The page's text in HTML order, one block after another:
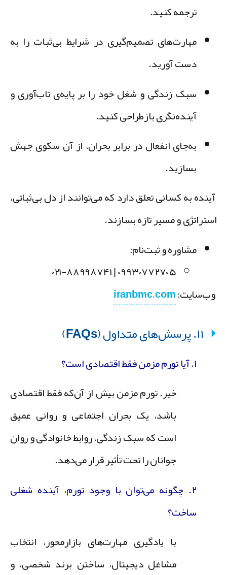
ترجمه کنید.
مهارت‌های تصمیم‌گیری در شرایط بی‌ثبات را به
دست آورید.
سبک زندگی و شغل خود را بر پایه‌ی تاب‌آوری و
آینده‌نگری بازطراحی کنید.
به‌جای انفعال در برابر بحران، از آن سکوی جهش
بسازید.
به کسانی تعلق دارد که می‌توانند از دل بی‌ثباتی،
و مسیر تازه بسازند.
مشاوره و ثبت‌نام:
۰۹۹۳۰۷۷۲۷۰۵ | ۰۲۱-۸۸۹۹۸۷۴۱
iranbmc.com
۱۱. پرسش‌های متداول (FAQs)
خیر. تورم مزمن بیش از آن‌که فقط اقتصادی
باشد، یک بحران اجتماعی و روانی عمیق
است که سبک زندگی، روابط خانوادگی و روان
جوانان را تحت تأثیر قرار می‌دهد.
۲. چگونه می‌توان با وجود تورم، آینده شغلی
ساخت؟
با یادگیری مهارت‌های بازارمحور، انتخاب
مشاغل دیجیتال، ساختن برند شخصی، و